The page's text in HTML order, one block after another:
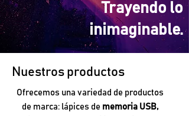
Trayendo lo
inimaginable.
Nuestros productos
Ofrecemos una variedad de productos
de marca: lápices de memoria USB,